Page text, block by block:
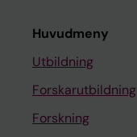
Huvudmeny
Utbildning
Forskarutbildning
Forskning